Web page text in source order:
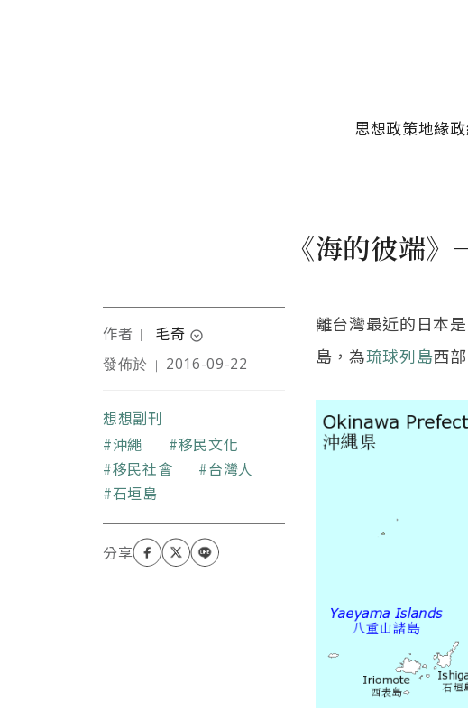
思想政策地緣
《海的彼端
作者 ｜ 毛奇 expand_circle_down
行走有時，田野有時，煮
發佈於 ｜ 2016-09-22
想想副刊
關鍵字
沖繩
移民文化
移民社會
台灣人
石垣島
離台灣最近的日本
島，為琉球列島西